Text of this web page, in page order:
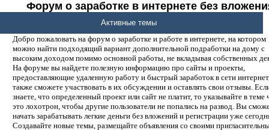
Форум о заработке в интернете без
денег.
Добро пожаловать на форум о заработке и работе в интернете, на котором
можно найти подходящий вариант дополнительной подработки на дому с
высоким доходом помимо основной работы, не вкладывая собственных
На форуме вы найдете полезную информацию про сайты и проекты,
предоставляющие удаленную работу и быстрый заработок в сети
также сможете участвовать в их обсуждении и оставлять свои отзывы.
знаете, что определенный проект или сайт не платит, то указывайте в теме
это лохотрон, чтобы другие пользователи не попались на развод. Вы
начать зарабатывать легкие деньги без вложений и регистрации уже
Создавайте новые темы, размещайте объявления со своими
Активные темы